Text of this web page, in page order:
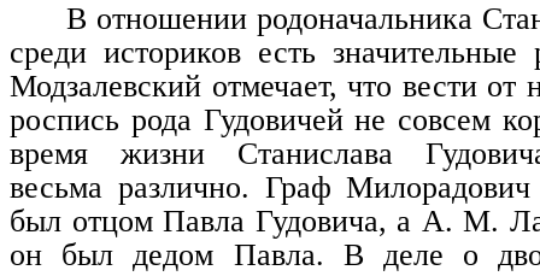
В отношении родоначальника
среди историков есть
Модзалевский отмечает, что вести от
роспись рода Гудовичей не совсем
время жизни Станислава
весьма различно. Граф Милорадович
был отцом Павла Гудовича, а А. М.
он был дедом Павла. В деле о